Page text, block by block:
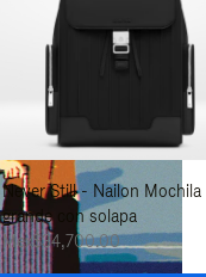
Never Still - Nailon Mochila
grande con solapa
Mex$34,700.00